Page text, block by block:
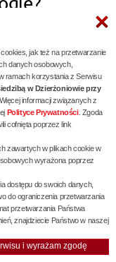
SEO -
do
w
jak też na przetwarzanie
danych osobowych,
ramach korzystania z Serwisu
w Dzierżoniowie przy
informacji związanych z
Polityce Prywatności. Zgoda
cofnięta poprzez link
zawartych w plikach cookie w
wyrażona poprzez
dostępu do swoich danych,
do ograniczenia przetwarzania
przetwarzania Państwa
znajdziecie Państwo w naszej
i wyrażam zgodę